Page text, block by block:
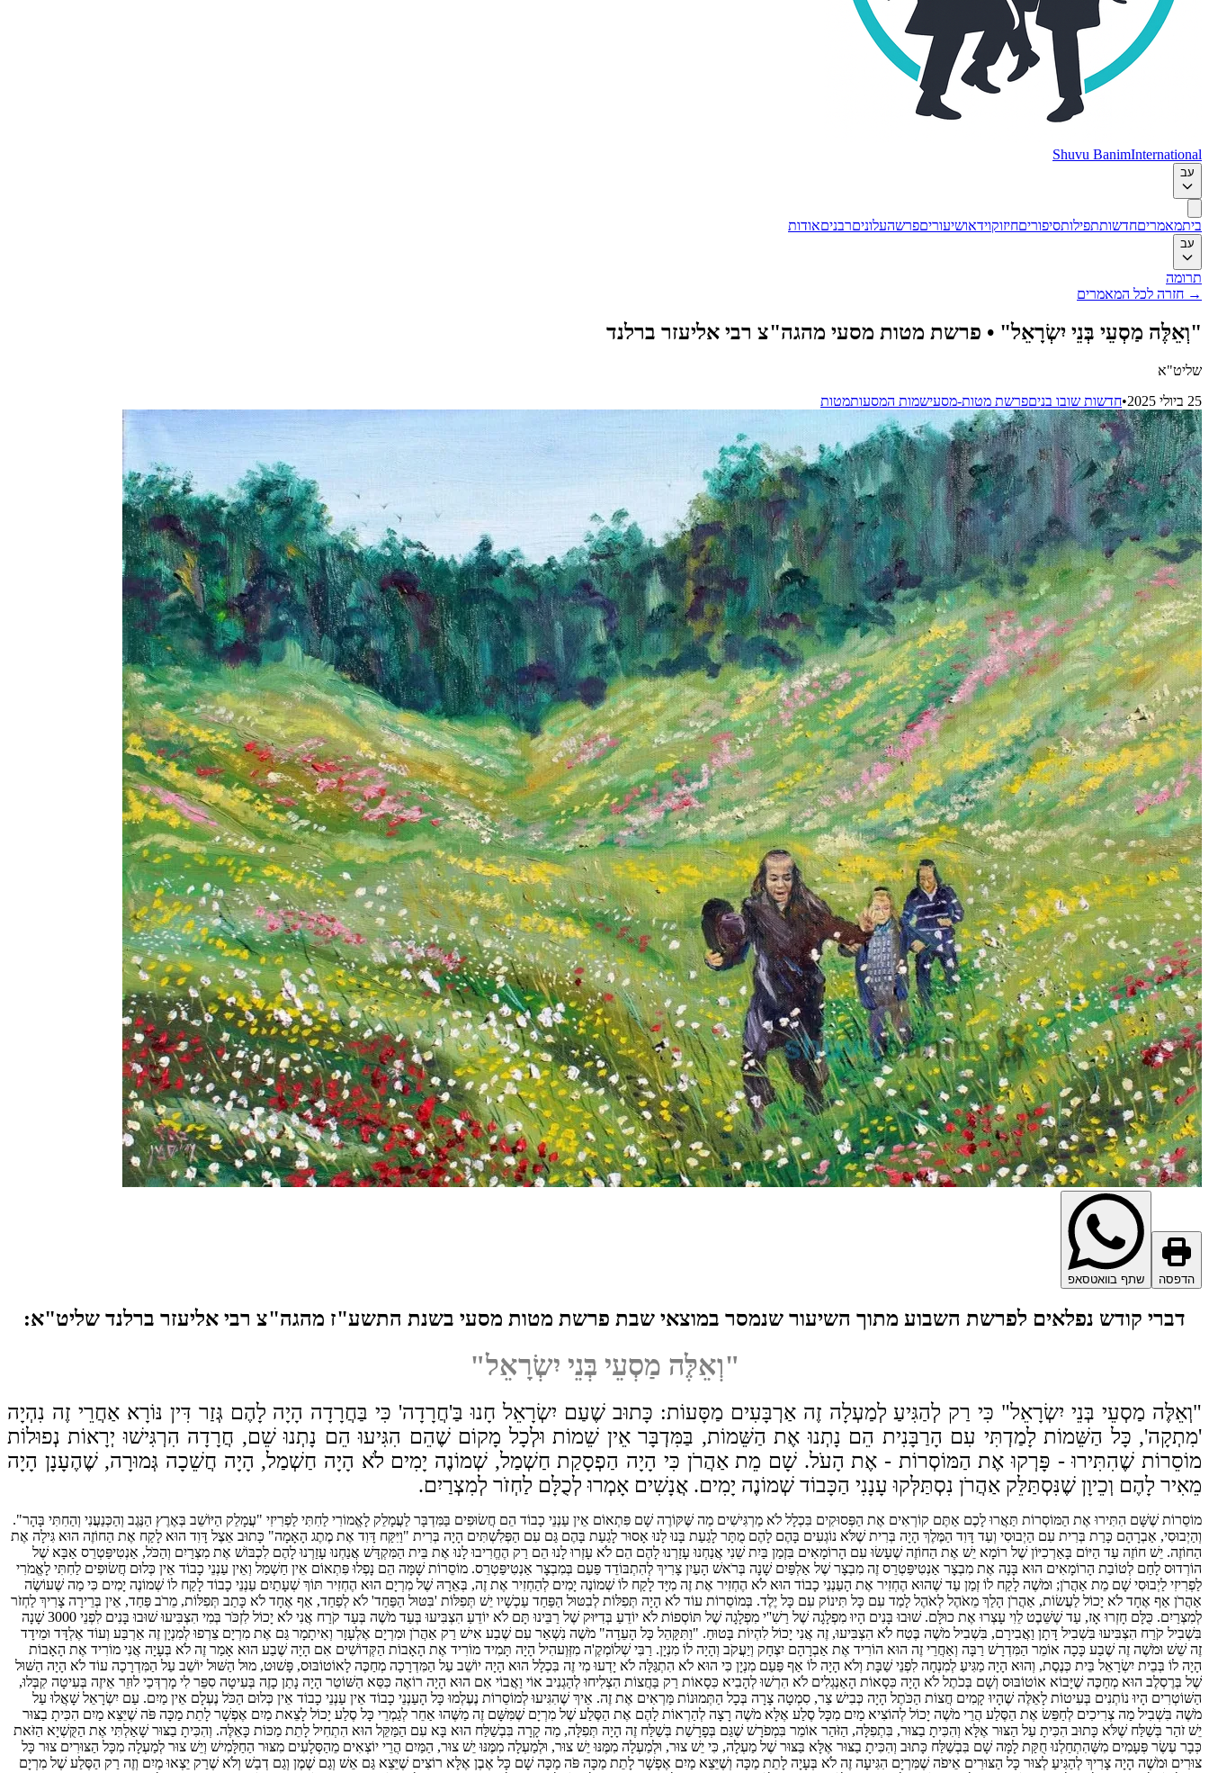
Shuvu BanimInternational
עב
ביתמאמריםחדשותתפילותסיפוריםחיזוקוידאושיעוריםפרשהעלוניםרבניםאודות
עב
תרומה
→ חזרה לכל המאמרים
"וְאֵלֶּה מַסְעֵי בְּנֵי יִשְׂרָאֵל" • פרשת מטות מסעי מהגה"צ רבי אליעזר ברלנד
שליט"א
25 ביולי 2025
•חדשות שובו בניםפרשת מטות-מסעישמות המסעותמטות
הדפסה שתף בוואטסאפ
דברי קודש נפלאים לפרשת השבוע מתוך השיעור שנמסר במוצאי שבת פרשת מטות מסעי בשנת התשע"ז מהגה"צ רבי אליעזר ברלנד שליט"א:
"וְאֵלֶּה מַסְעֵי בְּנֵי יִשְׂרָאֵל"
"וְאֵלֶּה מַסְעֵי בְּנֵי יִשְׂרָאֵל" כִּי רַק לְהַגִּיעַ לְמַעְלָה זֶה אַרְבָּעִים מַסָּעוֹת: כָּתוּב שֶׁעַם יִשְׂרָאֵל חָנוּ בַּ'חֲרָדָה' כִּי בַּחֲרָדָה הָיָה לָהֶם גְּזַר דִּין נּוֹרָא אַחֲרֵי זֶה נִהְיָה
'מִתְקָה', כָּל הַשֵּׁמוֹת לָמַדְתִּי עִם הָרַבָּנִית הֵם נָתְנוּ אֶת הַשֵּׁמוֹת, בַּמִּדְבָּר אֵין שֵׁמוֹת וּלְכָל מָקוֹם שֶׁהֵם הִגִּיעוּ הֵם נָתְנוּ שֵׁם, חֲרָדָה הִרְגִּישׁוּ יְרָאוֹת נְפוּלוֹת
מוֹסֵרוֹת שֶׁהִתִּירוּ - פָּרְקוּ אֶת הַמּוֹסְרוֹת - אֶת הָעֹל. שָׁם מֵת אַהֲרֹן כִּי הָיָה הַפְסָקַת חַשְׁמַל, שְׁמוֹנֶה יָמִים לֹא הָיָה חַשְׁמַל, הָיָה חֲשֵׁכָה גְּמוּרָה, שֶׁהֶעָנָן הָיָה
מֵאִיר לָהֶם וְכֵיוָן שֶׁנִּסְתַּלֵּק אַהֲרֹן נִסְתַּלְּקוּ עָנָנִי הַכָּבוֹד שְׁמוֹנֶה יָמִים. אֲנָשִׁים אָמְרוּ לְכֻלָּם לַחְזֹר לְמִצְרַיִם.
מוֹסֵרוֹת שֶׁשָּׁם הִתִּירוּ אֶת הַמּוֹסְרוֹת תַּאֲרוּ לָכֶם אַתֶּם קוֹרְאִים אֶת הַפְּסוּקִים בִּכְלָל לֹא מַרְגִּישִׁים מַה שֶּׁקּוֹרֶה שָׁם פִּתְאוֹם אֵין עַנְנֵי כָבוֹד הֵם חֲשׂוּפִים בַּמִּדְבָּר לַעֲמָלֵק לָאֱמוֹרִי לַחִתִּי לַפְרִיזִי "עֲמָלֵק הַיּוֹשֵׁב בְּאֶרֶץ הַנֶּגֶב וְהַכְּנַעֲנִי וְהַחִתִּי בָּהָר".
וְהַיְבוּסִי, אַבְרָהָם כָּרַת בְּרִית עִם הַיְבוּסִי וְעַד דָּוִד הַמֶּלֶךְ הָיָה בְּרִית שֶׁלֹּא נוֹגְעִים בָּהֶם לָהֶם מֻתָּר לָגַעַת בָּנוּ לָנוּ אָסוּר לָגַעַת בָּהֶם גַּם עִם הַפְּלִשְׁתִּים הָיָה בְּרִית "וַיִּקַּח דָּוִד אֶת מֶתֶג הָאָמָה" כָּתוּב אֵצֶל דָּוִד הוּא לָקַח אֶת הַחוֹזֶה הוּא גִּילָה אֶת
הַחוֹזֶה. יֵשׁ חוֹזֶה עַד הַיּוֹם בָּאַרְכִיּוֹן שֶׁל רוֹמָא יֵשׁ אֶת הַחוֹזֶה שֶׁעָשׂוּ עִם הָרוֹמָאִים בִּזְמַן בַּיִת שֵׁנִי אֲנַחְנוּ עָזַרְנוּ לָהֶם הֵם לֹא עָזְרוּ לָנוּ הֵם רַק הֶחֱרִיבוּ לָנוּ אֶת בֵּית הַמִּקְדָּשׁ אֲנַחְנוּ עָזַרְנוּ לָהֶם לִכְבּוֹשׁ אֶת מִצְרַיִם וְהַכֹּל, אַנְטִיפַּטְרֵס אַבָּא שֶׁל
הוֹרְדוּס לָחַם לְטוֹבַת הָרוֹמָאִים הוּא בָּנָה אֶת מִבְצָר אַנְטִיפַּטְרֵס זֶה מִבְצָר שֶׁל אַלְפַּיִם שָׁנָה בְּרֹאשׁ הָעַיִן צָרִיךְ לְהִתְבּוֹדֵד פַּעַם בְּמִבְצָר אַנְטִיפַּטְרֵס. מוֹסֵרוֹת שָׁמָּה הֵם נָפְלוּ פִּתְאוֹם אֵין חַשְׁמַל וְאֵין עַנְנֵי כָבוֹד אֵין כְּלוּם חֲשׂוּפִים לַחִתִּי לָאֱמֹרִי
לַפְרִיזִי לַיְבוּסִי שָׁם מֵת אַהֲרֹן; וּמֹשֶׁה לָקַח לוֹ זְמַן עַד שֶׁהוּא הֶחְזִיר אֶת הָעַנְנֵי כָבוֹד הוּא לֹא הֶחְזִיר אֶת זֶה מִיָּד לָקַח לוֹ שְׁמוֹנֶה יָמִים לְהַחְזִיר אֶת זֶה, בְּאֵרָהּ שֶׁל מִרְיָם הוּא הֶחְזִיר תּוֹךְ שְׁעָתַיִם עַנְנֵי כָבוֹד לָקַח לוֹ שְׁמוֹנֶה יָמִים כִּי מַה שֶׁעוֹשֶׂה
אַהֲרֹן אַף אֶחָד לֹא יָכוֹל לַעֲשׂוֹת, אַהֲרֹן הָלַךְ מֵאֹהֶל לְאֹהֶל לָמַד עִם כָּל תִּינוֹק עִם כָּל יֶלֶד. בְּמוֹסֵרוֹת עוֹד לֹא הָיָה תְּפִלּוֹת לְבִטּוּל הַפַּחַד עַכְשָׁיו יֵשׁ תְּפִלּוֹת 'בִּטּוּל הַפַּחַד' לֹא לְפַחַד, אַף אֶחָד לֹא כָּתַב תְּפִלּוֹת, מֵרֹב פַּחַד, אֵין בְּרֵירָה צָרִיךְ לַחְזֹר
לְמִצְרַיִם. כֻּלָּם חָזְרוּ אָז, עַד שֶׁשֵּׁבֶט לֵוִי עָצְרוּ אֶת כוּלָּם. שׁוּבוּ בָּנִים הָיוּ מִפְלָגָה שֶׁל רַשִׁ''י מִפְלָגָה שֶׁל תּוֹסְפוֹת לֹא יוֹדֵעַ בְּדִיּוּק שֶׁל רַבֵּינוּ תָּם לֹא יוֹדֵעַ הִצְבִּיעוּ בְּעַד מֹשֶׁה בְּעַד קֹרַח אֲנִי לֹא יָכוֹל לִזְכֹּר בְּמִי הִצְבִּיעוּ שׁוּבוּ בָּנִים לִפְנֵי 3000 שָׁנָה
בִּשְׁבִיל קֹרַח הִצְבִּיעוּ בִּשְׁבִיל דָּתָן וַאֲבִירָם, בִּשְׁבִיל מֹשֶׁה בֶּטַח לֹא הִצְבִּיעוּ, זֶה אֲנִי יָכוֹל לִהְיוֹת בָּטוּחַ. "וַתִּקָּהֵל כָּל הָעֵדָה" מֹשֶׁה נִשְׁאַר עִם שֶׁבַע אִישׁ רַק אַהֲרֹן וּמִרְיָם אֶלְעָזָר וְאִיתָמָר גַּם אֶת מִרְיָם צֵרְפוּ לְמִנְיָן זֶה אַרְבַּע וְעוֹד אֶלְדָּד וּמֵידָד
זֶה שֵׁשׁ וּמֹשֶׁה זֶה שֶׁבַע כָּכָה אוֹמֵר הַמִּדְרָשׁ רַבָּה וְאַחֲרֵי זֶה הוּא הוֹרִיד אֶת אַבְרָהָם יִצְחָק וְיַעֲקֹב וְהָיָה לוֹ מִנְיָן. רַבִּי שְׁלוֹמְקֶ'ה מִזְּוְעהִיל הָיָה תָּמִיד מוֹרִיד אֶת הָאָבוֹת הַקְּדוֹשִׁים אִם הָיָה שֶׁבַע הוּא אָמַר זֶה לֹא בְּעָיָה אֲנִי מוֹרִיד אֶת הָאָבוֹת
הָיָה לוֹ בְּבֵית יִשְׂרָאֵל בֵּית כְּנֶסֶת, וְהוּא הָיָה מַגִּיעַ לְמִנְחָה לִפְנֵי שַׁבָּת וְלֹא הָיָה לוֹ אַף פַּעַם מִנְיָן כִּי הוּא לֹא הִתְגַּלָּה לֹא יָדְעוּ מִי זֶה בִּכְלָל הוּא הָיָה יוֹשֵׁב עַל הַמִּדְרָכָה מְחַכֶּה לָאוֹטוֹבּוּס, פָּשׁוּט, מוּל הַשּׁוּל יוֹשֵׁב עַל הַמִּדְרָכָה עוֹד לֹא הָיָה הַשּׁוּל
שֶׁל בְּרֶסְלֶב הוּא מְחַכֶּה שֶׁיָּבוֹא אוֹטוֹבּוּס וְשָׁם בְּכֹתֶל לֹא הָיָה כִּסָאוֹת הָאַנְגְלִים לֹא הִרְשׁוּ לְהָבִיא כִּסָאוֹת רַק בַּחֲצוֹת הִצְלִיחוּ לְהַגְנִיב אוֹי וַאֲבוֹי אִם הוּא הָיָה רוֹאֶה כִּסֵּא הַשּׁוֹטֵר הָיָה נָתַן כָזֶה בְּעִיטָה סִפֵּר לִי מָרְדְּכַי לוּזֵר אֵיזֶה בְּעִיטָה קִבְּלוּ,
הַשּׁוֹטְרִים הָיוּ נוֹתְנִים בְּעִיטוֹת לָאֵלֶּה שֶׁהָיוּ קָמִים חֲצוֹת הַכֹּתֶל הָיָה כְּבִישׁ צַר, סִמְטָה צָרָה בְּכָל הַתְּמוּנוֹת מַּרְאִים אֶת זֶה. אֵיךְ שֶׁהִגִּיעוּ לְמוֹסֵרוֹת נֶעֶלְמוּ כָּל הָעַנְנֵי כָבוֹד אֵין עַנְנֵי כָבוֹד אֵין כְּלוּם הַכֹּל נֶעְלָם אֵין מַיִם. עַם יִשְׂרָאֵל שָׁאֲלוּ עַל
מֹשֶׁה בִּשְׁבִיל מַה צְרִיכִים לְחַפֵּשׂ אֶת הַסֶּלַע הֲרֵי מֹשֶׁה יָכוֹל לְהוֹצִיא מַיִם מִכָּל סֶלַע אֶלָּא מֹשֶׁה רָצָה לְהַרְאוֹת לָהֶם אֶת הַסֶּלַע שֶׁל מִרְיָם שֶׁמִּשָּׁם זֶה מַשֶּׁהוּ אַחֵר לְגַמְרֵי כָּל סֶלַע יָכוֹל לָצֵאת מַיִם אֶפְשָׁר לָתֵת מַכָּה פֹּה שֶׁיֵּצֵא מַיִם הִכִּיתָ בַצּוּר
יֵשׁ זֹהַר בְּשַׁלַּח שֶׁלֹּא כָּתוּב הִכִּיתָ עַל הַצּוּר אֶלָּא וְהִכִּיתָ בַצּוּר, בִּתְפִלָּה, הַזֹּהַר אוֹמֵר בִּמְפֹרָשׁ שֶׁגַּם בְּפָרָשַׁת בְּשַׁלַּח זֶה הָיָה תְּפִלָּה, מַה קָרָה בִּבְשַׁלַּח הוּא בָּא עִם הַמַּקֵּל הוּא הִתְחִיל לָתֵת מַכּוֹת כָּאֵלֶּה. וְהִכִּיתָ בַצּוּר שָׁאַלְתִּי אֶת הַקֻּשְׁיָא הַזֹּאת
כְּבָר עֶשֶׂר פְּעָמִים מִשֶּׁהִתְחַלְנוּ חֻקַּת לָמָּה שָׁם בִּבְשַׁלַּח כָּתוּב וְהִכִּיתָ בַצּוּר אֶלָּא בַּצּוּר שֶׁל מַעְלָה, כִּי יֵשׁ צוּר, וּלְמַעְלָה מִמֶּנּוּ יֵשׁ צוּר, וּלְמַעְלָה מִמֶּנּוּ יֵשׁ צוּר, הַמַּיִם הֲרֵי יוֹצְאִים מֵהַסְּלָעִים מִצּוּר הַחַלָּמִישׁ וְיֵשׁ צוּר לְמַעְלָה מִכָּל הַצּוּרִים צוּר כָּל
צוּרִים וּמֹשֶׁה הָיָה צָרִיךְ לְהַגִּיעַ לְצוּר כָּל הַצּוּרִים אֵיפֹה שֶׁמִּרְיָם הִגִּיעָה זֶה לֹא בְּעָיָה לָתֵת מַכָּה וְשֶׁיֵּצֵא מַיִם אֶפְשָׁר לָתֵת מַכָּה פֹּה מַכָּה שָׁם כָּל אֶבֶן אֶלָּא רוֹצִים שֶׁיֵּצֵא גַּם אֵשׁ וְגַם שֶׁמֶן וְגַם דְבַשׁ וְלֹא שֶׁרַק יֵצְאוּ מַיִם וְזֶה רַק הַסֶּלַע שֶׁל מִרְיָם